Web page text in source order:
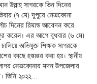
উল্লাহ সাগরকে তিন দিনের
(৭ মে) দুপুরে নেত্রকোনা
দিনের রিমান্ড আবেদন করে
করেন। এর আগে বুধবার (৬ মে)
অভিযুক্ত শিক্ষক সাগরকে
কাছে হস্তান্তর করা হয়। স্থানীয়
নেত্রকোনার মদন উপজেলার
তিনি ২০২২…